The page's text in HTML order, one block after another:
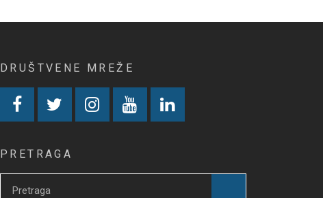
DRUŠTVENE MREŽE
PRETRAGA